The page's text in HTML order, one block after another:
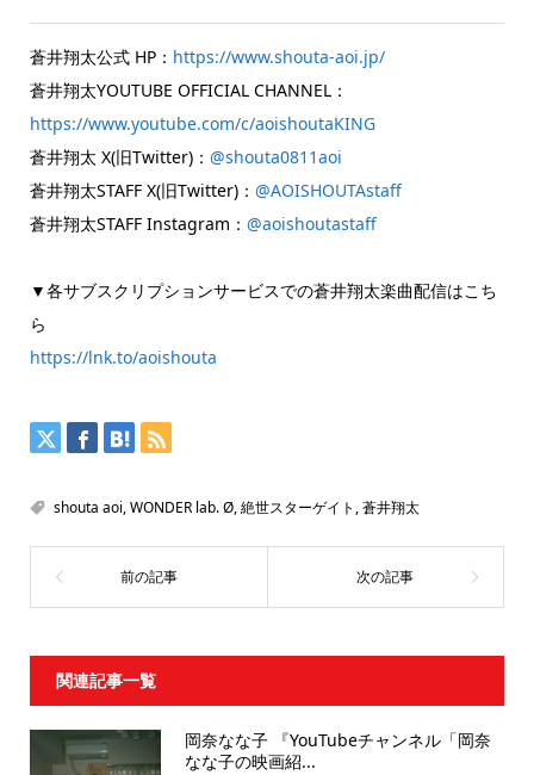
蒼井翔太公式 HP： https://www.shouta-aoi.jp/
蒼井翔太YOUTUBE OFFICIAL CHANNEL：
https://www.youtube.com/c/aoishoutaKING
蒼井翔太 X(旧Twitter)： @shouta0811aoi
蒼井翔太STAFF X(旧Twitter)： @AOISHOUTAstaff
蒼井翔太STAFF Instagram： @aoishoutastaff
▼各サブスクリプションサービスでの蒼井翔太楽曲配信はこち
ら
https://lnk.to/aoishouta
shouta aoi,WONDER lab. Ø,絶世スターゲイト ,蒼井翔太
関連記事一覧
岡奈なな子 『YouTubeチャンネル「岡奈
なな子の映画紹...